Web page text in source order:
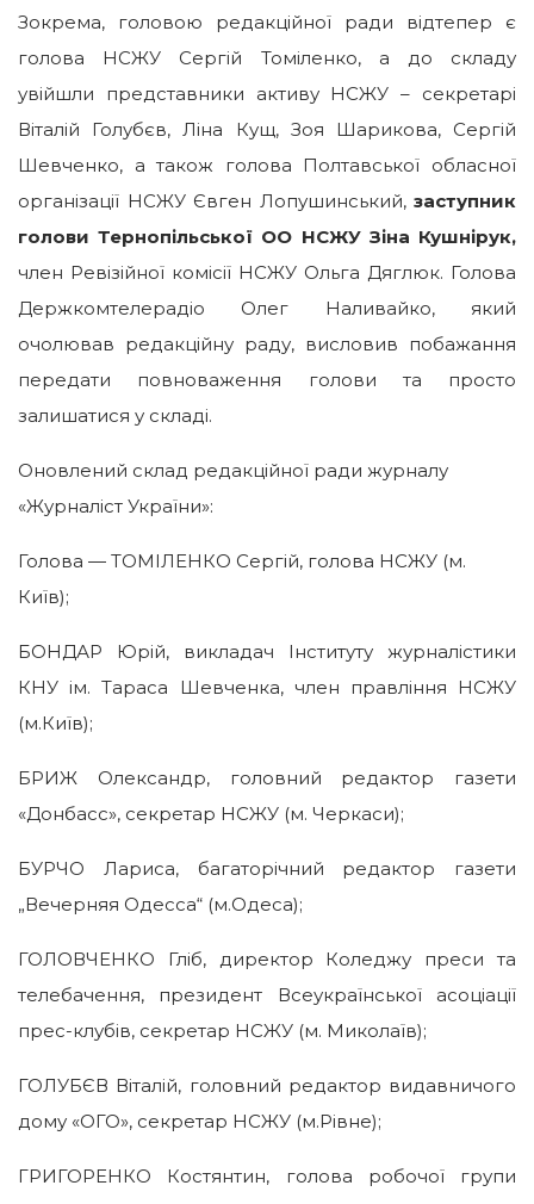
Зокрема, головою редакційної ради відтепер є
голова НСЖУ Сергій Томіленко, а до складу
увійшли представники активу НСЖУ – секретарі
Віталій Голубєв, Ліна Кущ, Зоя Шарикова, Сергій
Шевченко, а також голова Полтавської обласної
організації НСЖУ Євген Лопушинський, заступник
голови Тернопільської ОО НСЖУ Зіна Кушнірук,
член Ревізійної комісії НСЖУ Ольга Дяглюк. Голова
Держкомтелерадіо Олег Наливайко, який
очолював редакційну раду, висловив побажання
передати повноваження голови та просто
залишатися у складі.
Оновлений склад редакційної ради журналу
«Журналіст України»:
Голова — ТОМІЛЕНКО Сергій, голова НСЖУ (м.
Київ);
БОНДАР Юрій, викладач Інституту журналістики
КНУ ім. Тараса Шевченка, член правління НСЖУ
(м.Київ);
БРИЖ Олександр, головний редактор газети
«Донбасс», секретар НСЖУ (м. Черкаси);
БУРЧО Лариса, багаторічний редактор газети
„Вечерняя Одесса“ (м.Одеса);
ГОЛОВЧЕНКО Гліб, директор Коледжу преси та
телебачення, президент Всеукраїнської асоціації
прес-клубів, секретар НСЖУ (м. Миколаїв);
ГОЛУБЄВ Віталій, головний редактор видавничого
дому «ОГО», секретар НСЖУ (м.Рівне);
ГРИГОРЕНКО Костянтин, голова робочої групи